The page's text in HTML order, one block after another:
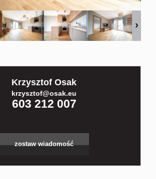
Krzysztof Osak
krzysztof@osak.eu
603 212 007
zostaw wiadomość